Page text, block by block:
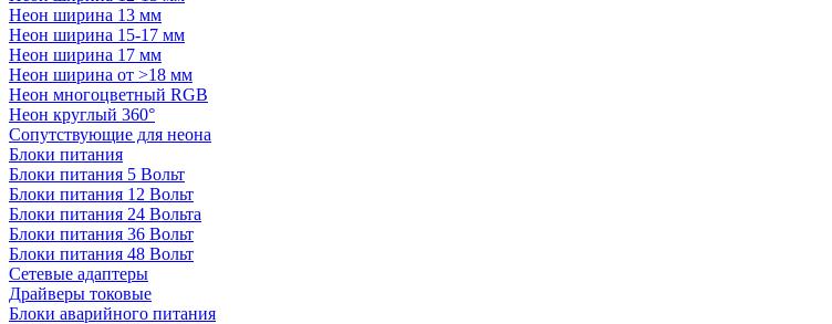
Неон ширина 13 мм
Неон ширина 15-17 мм
Неон ширина 17 мм
Неон ширина от >18 мм
Неон многоцветный RGB
Неон круглый 360°
Сопутствующие для неона
Блоки питания
Блоки питания 5 Вольт
Блоки питания 12 Вольт
Блоки питания 24 Вольта
Блоки питания 36 Вольт
Блоки питания 48 Вольт
Сетевые адаптеры
Драйверы токовые
Блоки аварийного питания